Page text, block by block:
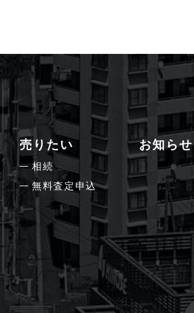
売りたい
相続
無料査定申込
お知らせ